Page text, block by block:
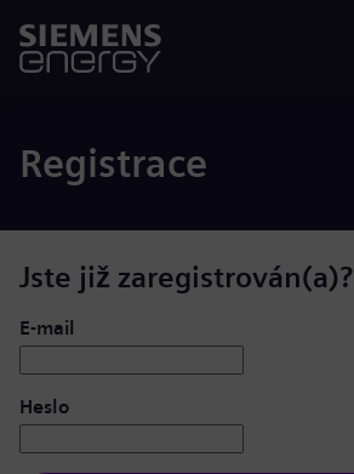
Registrace
Jste již zaregistrován(a)?
Přihlášení: uživatel a heslo
E-mail
Heslo